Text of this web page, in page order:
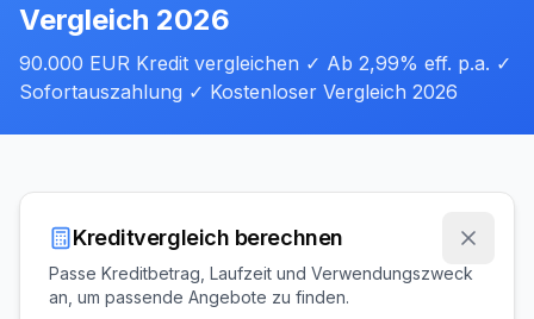
Vergleich 2026
90.000 EUR Kredit vergleichen ✓ Ab 2,99% eff. p.a. ✓
Sofortauszahlung ✓ Kostenloser Vergleich 2026
Kreditvergleich berechnen
Passe Kreditbetrag, Laufzeit und Verwendungszweck
an, um passende Angebote zu finden.